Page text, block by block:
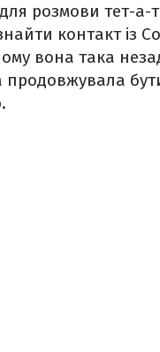
розмови тет-а-
контакт із
вона така
продовжувала